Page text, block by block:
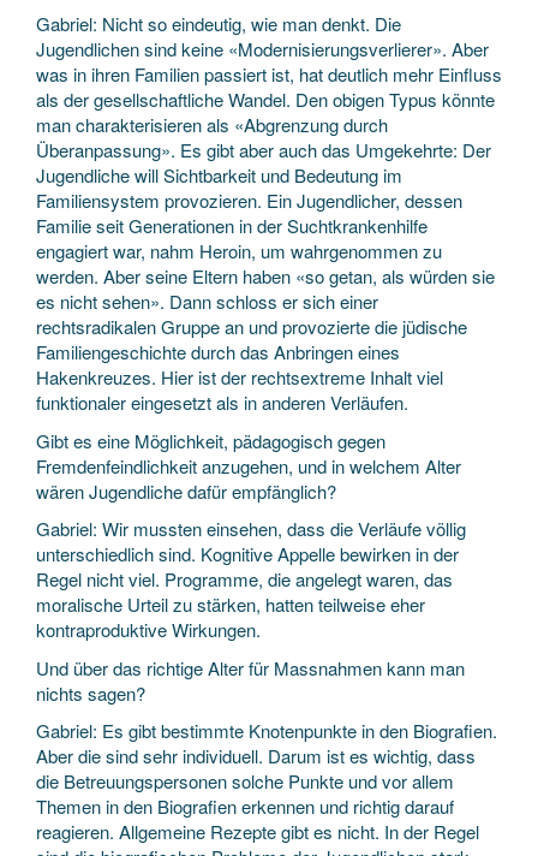
Gabriel: Nicht so eindeutig, wie man denkt. Die
Jugendlichen sind keine «Modernisierungsverlierer». Aber
was in ihren Familien passiert ist, hat deutlich mehr Einfluss
als der gesellschaftliche Wandel. Den obigen Typus könnte
man charakterisieren als «Abgrenzung durch
Überanpassung». Es gibt aber auch das Umgekehrte: Der
Jugendliche will Sichtbarkeit und Bedeutung im
Familiensystem provozieren. Ein Jugendlicher, dessen
Familie seit Generationen in der Suchtkrankenhilfe
engagiert war, nahm Heroin, um wahrgenommen zu
werden. Aber seine Eltern haben «so getan, als würden sie
es nicht sehen». Dann schloss er sich einer
rechtsradikalen Gruppe an und provozierte die jüdische
Familiengeschichte durch das Anbringen eines
Hakenkreuzes. Hier ist der rechtsextreme Inhalt viel
funktionaler eingesetzt als in anderen Verläufen.
Gibt es eine Möglichkeit, pädagogisch gegen
Fremdenfeindlichkeit anzugehen, und in welchem Alter
wären Jugendliche dafür empfänglich?
Gabriel: Wir mussten einsehen, dass die Verläufe völlig
unterschiedlich sind. Kognitive Appelle bewirken in der
Regel nicht viel. Programme, die angelegt waren, das
moralische Urteil zu stärken, hatten teilweise eher
kontraproduktive Wirkungen.
Und über das richtige Alter für Massnahmen kann man
nichts sagen?
Gabriel: Es gibt bestimmte Knotenpunkte in den Biografien.
Aber die sind sehr individuell. Darum ist es wichtig, dass
die Betreuungspersonen solche Punkte und vor allem
Themen in den Biografien erkennen und richtig darauf
reagieren. Allgemeine Rezepte gibt es nicht. In der Regel